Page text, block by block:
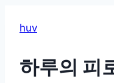
huv
하루의 피